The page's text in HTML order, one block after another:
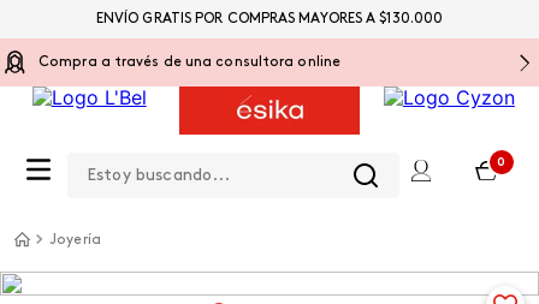
Compra a través de una consultora online
0
ENVÍO GRATIS POR COMPRAS MAYORES A $130.000
Joyería